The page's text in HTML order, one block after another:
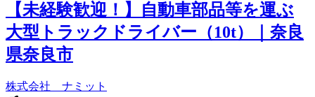
【未経験歓迎！】自動車部品等を運ぶ
大型トラックドライバー（10t）｜奈良
県奈良市
株式会社 ナミット